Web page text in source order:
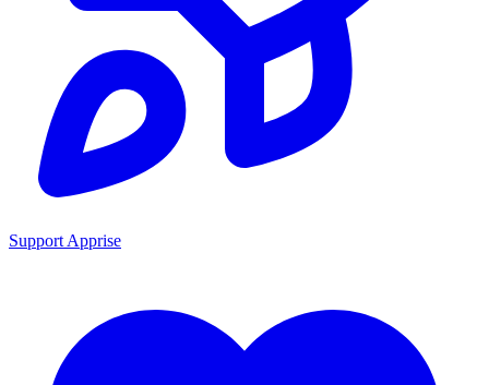
Support Apprise